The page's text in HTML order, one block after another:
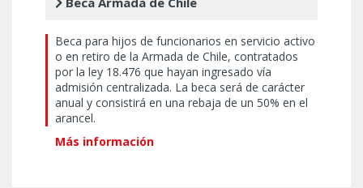
Beca para hijos de funcionarios en servicio activo
o en retiro de la Armada de Chile, contratados
por la ley 18.476 que hayan ingresado vía
admisión centralizada. La beca será de carácter
anual y consistirá en una rebaja de un 50% en el
arancel.
Más información